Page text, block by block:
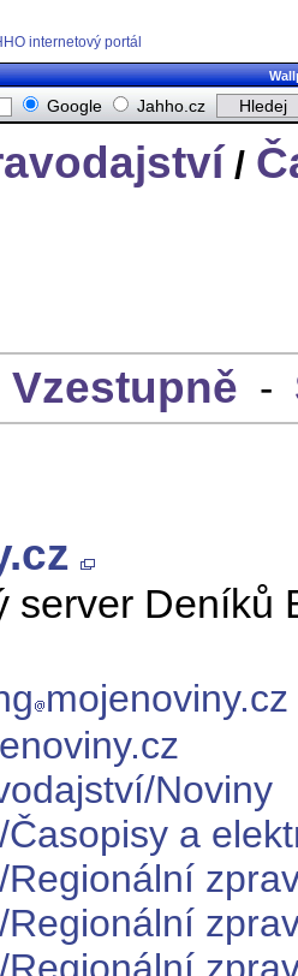
internetový portál
Google Jahho.cz
/
Vzestupně -
server Deníků
mojenoviny.cz
Noviny
a